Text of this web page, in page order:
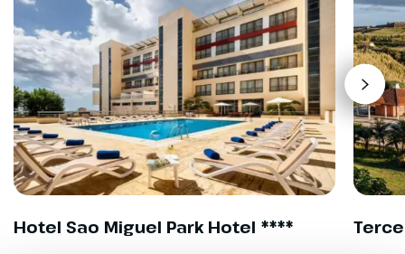
Dag 5
Terceira
Hotel Sao Miguel Park Hotel ****